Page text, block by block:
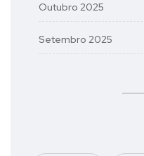
Outubro 2025
Setembro 2025